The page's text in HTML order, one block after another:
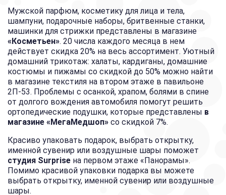
Мужской парфюм, косметику для лица и тела,
шампуни, подарочные наборы, бритвенные станки,
машинки для стрижки представлены в магазине
«Косметьен». 20 числа каждого месяца в нем
действует скидка 20% на весь ассортимент. Уютный
домашний трикотаж: халаты, кардиганы, домашние
костюмы и пижамы со скидкой до 50% можно найти
в магазине текстиля на втором этаже в павильоне
2П-53. Проблемы с осанкой, храпом, болями в спине
от долгого вождения автомобиля помогут решить
ортопедические подушки, которые представлены в
магазине «МегаМедшоп» со скидкой 7%.
Красиво упаковать подарок, выбрать открытку,
именной сувенир или воздушные шары поможет
студия Surprise на первом этаже «Панорамы».
Помимо красивой упаковки подарка вы можете
выбрать открытку, именной сувенир или воздушные
шары.